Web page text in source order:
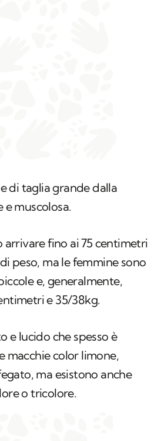
di taglia grande dalla
muscolosa.
fino ai 75 centimetri
peso, ma le femmine sono
e, generalmente,
e 35/38kg.
e lucido che spesso è
macchie color limone,
ma esistono anche
o tricolore.